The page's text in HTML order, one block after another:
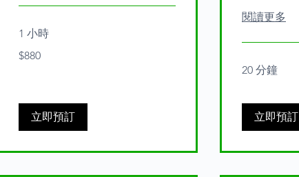
1 小時
Australian
$880
立即預訂
閱讀更多
20 分鐘
立即預訂